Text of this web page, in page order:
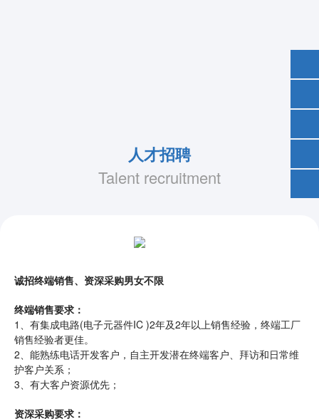
人才招聘
Talent recruitment
诚招终端销售、资深采购男女不限
终端销售要求：
1、有集成电路(电子元器件IC )2年及2年以上销售经验，终端工厂
销售经验者更佳。
2、能熟练电话开发客户，自主开发潜在终端客户、拜访和日常维
护客户关系；
3、有大客户资源优先；
资深采购要求：